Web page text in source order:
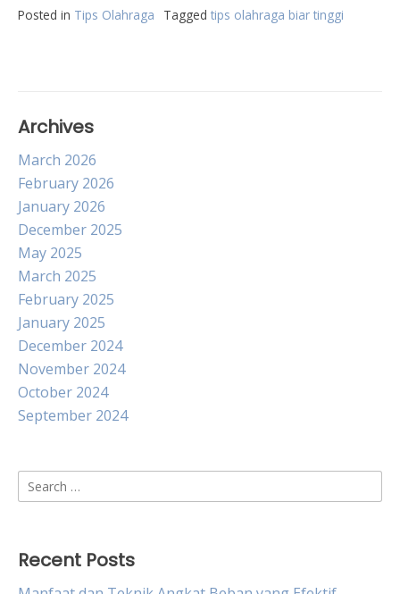
Posted in Tips Olahraga Tagged tips olahraga biar tinggi
Archives
March 2026
February 2026
January 2026
December 2025
May 2025
March 2025
February 2025
January 2025
December 2024
November 2024
October 2024
September 2024
Search
for:
Recent Posts